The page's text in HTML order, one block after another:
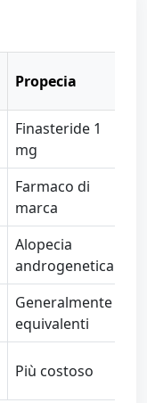
Propecia
Finasteride 1
mg
Farmaco di
marca
Alopecia
androgenetica
Generalmente
equivalenti
Più costoso